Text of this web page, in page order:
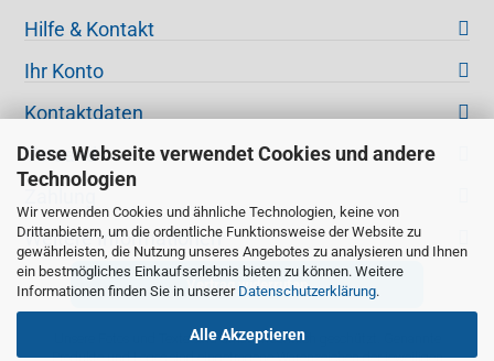
Diese Webseite verwendet Cookies und andere
Technologien
Wir verwenden Cookies und ähnliche Technologien, keine von
Drittanbietern, um die ordentliche Funktionsweise der Website zu
gewährleisten, die Nutzung unseres Angebotes zu analysieren und Ihnen
ein bestmögliches Einkaufserlebnis bieten zu können. Weitere
Informationen finden Sie in unserer Datenschutzerklärung.
Alle Akzeptieren
Hilfe & Kontakt
Ihr Konto
Kontaktdaten
Versand
Weitere Informationen
Vertrag widerrufen
Unsere Fotos und Texte sind urheberrechtlich geschützt. Genannte
Produkte und Logos sind eingetragene Warenzeichen der jeweiligen